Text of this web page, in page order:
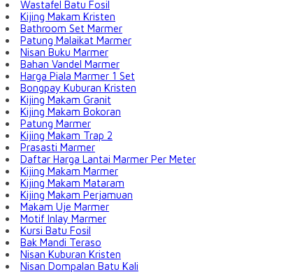
Wastafel Batu Fosil
Kijing Makam Kristen
Bathroom Set Marmer
Patung Malaikat Marmer
Nisan Buku Marmer
Bahan Vandel Marmer
Harga Piala Marmer 1 Set
Bongpay Kuburan Kristen
Kijing Makam Granit
Kijing Makam Bokoran
Patung Marmer
Kijing Makam Trap 2
Prasasti Marmer
Daftar Harga Lantai Marmer Per Meter
Kijing Makam Marmer
Kijing Makam Mataram
Kijing Makam Perjamuan
Makam Uje Marmer
Motif Inlay Marmer
Kursi Batu Fosil
Bak Mandi Teraso
Nisan Kuburan Kristen
Nisan Dompalan Batu Kali